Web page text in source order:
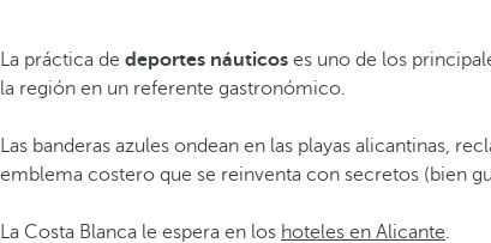
La práctica de deportes náuticos es uno de los
la región en un referente gastronómico.
Las banderas azules ondean en las playas alicantinas,
emblema costero que se reinventa con secretos (bien
La Costa Blanca le espera en los hoteles en Alicante.